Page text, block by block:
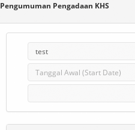
Pengumuman Pengadaan KHS